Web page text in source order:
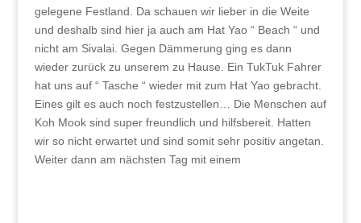
gelegene Festland. Da schauen wir lieber in die Weite
und deshalb sind hier ja auch am Hat Yao “ Beach “ und
nicht am Sivalai. Gegen Dämmerung ging es dann
wieder zurück zu unserem zu Hause. Ein TukTuk Fahrer
hat uns auf “ Tasche “ wieder mit zum Hat Yao gebracht.
Eines gilt es auch noch festzustellen… Die Menschen auf
Koh Mook sind super freundlich und hilfsbereit. Hatten
wir so nicht erwartet und sind somit sehr positiv angetan.
Weiter dann am nächsten Tag mit einem